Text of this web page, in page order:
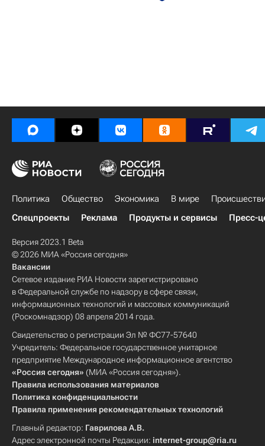
Политика Общество Экономика В мире
Спецпроекты
Реклама Продукты и сервисы Пресс-
Версия 2023.1 Beta
© 2026 МИА «Россия сегодня»
Вакансии
Сетевое издание РИА Новости зарегистрировано
в Федеральной службе по надзору в сфере связи,
информационных технологий и массовых коммуникаций
(Роскомнадзор) 08 апреля 2014 года.
Свидетельство о регистрации Эл № ФС77-57640
Учредитель: Федеральное государственное унитарное
предприятие Международное информационное агентство
«Россия сегодня» (МИА «Россия сегодня»).
Правила использования материалов
Политика конфиденциальности
Правила применения рекомендательных технологий
Главный редактор: Гаврилова А.В.
Адрес электронной почты Редакции: internet-group@ria.ru